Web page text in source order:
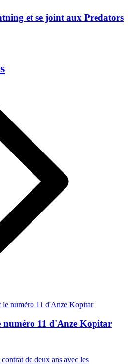
et se joint aux Predators
numéro 11 d'Anze Kopitar